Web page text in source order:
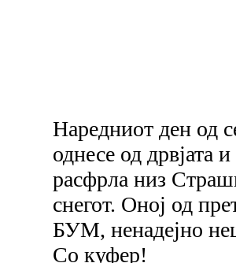
Наредниот ден од
однесе од дрвјата
расфрла низ
снегот. Оној од
БУМ, ненадејно
Со куфер!